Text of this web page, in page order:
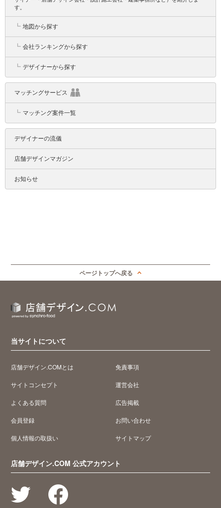
す。
┗ 地図から探す
┗ 会社ランキングから探す
┗ デザイナーから探す
マッチングサービス
┗ マッチング案件一覧
デザイナーの流儀
店舗デザインマガジン
お知らせ
ページトップへ戻る
当サイトについて
店舗デザイン.COMとは
サイトコンセプト
よくある質問
会員登録
個人情報の取扱い
免責事項
運営会社
広告掲載
お問い合わせ
サイトマップ
店舗デザイン.COM 公式アカウント